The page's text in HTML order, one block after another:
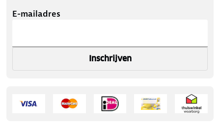
E-mailadres
Inschrijven